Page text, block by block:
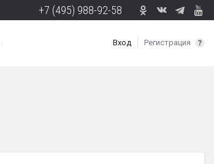
+7 (495) 988-92-58
Вход Регистрация